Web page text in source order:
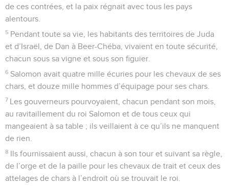
de ces contrées, et la paix régnait avec tous les pays
alentours.
5 Pendant toute sa vie, les habitants des territoires de Juda
et d’Israël, de Dan à Beer-Chéba, vivaient en toute sécurité,
chacun sous sa vigne et sous son figuier.
6 Salomon avait quatre mille écuries pour les chevaux de ses
chars, et douze mille hommes d’équipage pour ses chars.
7 Les gouverneurs pourvoyaient, chacun pendant son mois,
au ravitaillement du roi Salomon et de tous ceux qui
mangeaient à sa table ; ils veillaient à ce qu’ils ne manquent
de rien.
8 Ils fournissaient aussi, chacun à son tour et suivant sa règle,
de l’orge et de la paille pour les chevaux de trait et ceux des
attelages de chars à l’endroit où se trouvait le roi.